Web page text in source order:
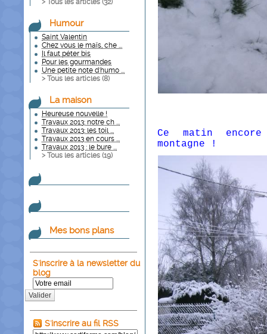
> Tous les articles (32)
Humour
Saint Valentin
Chez vous le maïs, che ...
Il faut péter bis
Pour les gourmandes
Une petite note d'humo ...
> Tous les articles (8)
La maison
Heureuse nouvelle !
Travaux 2013: notre ch ...
Travaux 2013: les toil ...
Travaux 2013 en cours ...
Travaux 2013 : le bure ...
> Tous les articles (19)
Mes bons plans
S'inscrire à la newsletter du
blog
Valider
S'inscrire au fil RSS
Ce matin
montagne !